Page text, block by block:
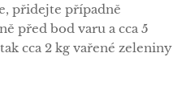
přidejte případně
před bod varu a cca 5
cca 2 kg vařené zeleniny